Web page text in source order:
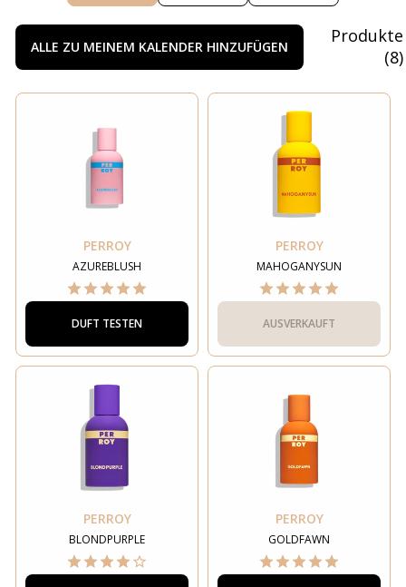
ALLE ZU MEINEM KALENDER HINZUFÜGEN
Produkte
(8)
PERROY
AZUREBLUSH
DUFT TESTEN
PERROY
MAHOGANYSUN
AUSVERKAUFT
PERROY
BLONDPURPLE
PERROY
GOLDFAWN
71% Rabatt
Um den Rabatt zu erhalten, verrate
Für Männer
Nein, ich möchte den vollen Preis bezahlen